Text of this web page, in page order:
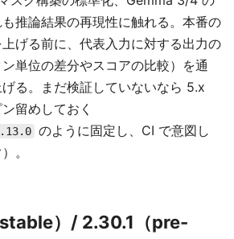
推論結果の再現性に触れる。本番の
げる前に、代表入力に対する出力の
単位の差分やスコアの比較）を通
る。まだ検証していないなら 5.x
留めしておく
のように固定し、CI で意図し
。
）/ 2.30.1（pre-